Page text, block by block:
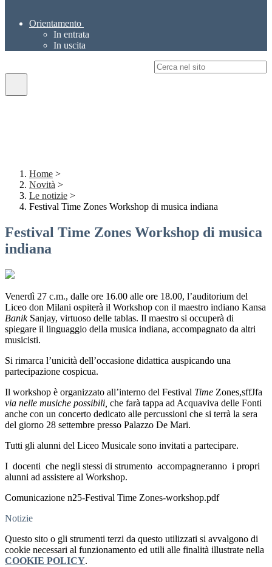
Orientamento
In entrata
In uscita
Home >
Novità >
Le notizie >
Festival Time Zones Workshop di musica indiana
Festival Time Zones Workshop di musica
indiana
Venerdì 27 c.m., dalle ore 16.00 alle ore 18.00, l’auditorium del
Liceo don Milani ospiterà il Workshop con il maestro indiano Kansa
Banik Sanjay, virtuoso delle tablas. Il maestro si occuperà di
spiegare il linguaggio della musica indiana, accompagnato da altri
musicisti.
Si rimarca l’unicità dell’occasione didattica auspicando una
partecipazione cospicua.
Il workshop è organizzato all’interno del Festival Time Zones,sffJfa
via nelle musiche possibili, che farà tappa ad Acquaviva delle Fonti
anche con un concerto dedicato alle percussioni che si terrà la sera
del giorno 28 settembre presso Palazzo De Mari.
Tutti gli alunni del Liceo Musicale sono invitati a partecipare.
I docenti che negli stessi di strumento accompagneranno i propri
alunni ad assistere al Workshop.
Comunicazione n25-Festival Time Zones-workshop.pdf
Notizie
Questo sito o gli strumenti terzi da questo utilizzati si avvalgono di
cookie necessari al funzionamento ed utili alle finalità illustrate nella
COOKIE POLICY.